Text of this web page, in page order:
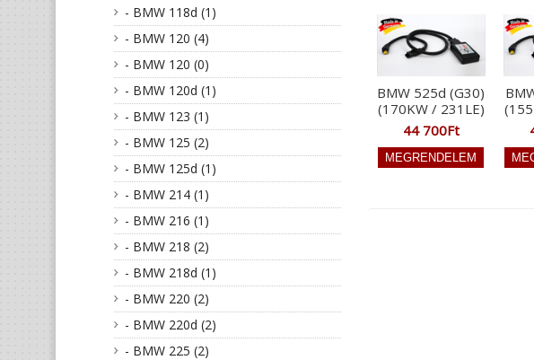
- BMW 118d (1)
- BMW 120 (4)
- BMW 120 (0)
- BMW 120d (1)
- BMW 123 (1)
- BMW 125 (2)
- BMW 125d (1)
- BMW 214 (1)
- BMW 216 (1)
- BMW 218 (2)
- BMW 218d (1)
- BMW 220 (2)
- BMW 220d (2)
- BMW 225 (2)
BMW 525d (G30)
(170KW / 231LE)
44 700Ft